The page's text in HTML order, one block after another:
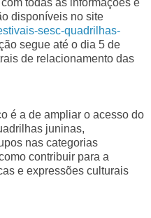
todas as informações e
disponíveis no site
sesc-quadrilhas-
segue até o dia 5 de
de relacionamento das
é a de ampliar o acesso do
juninas,
nas categorias
contribuir para a
e expressões culturais